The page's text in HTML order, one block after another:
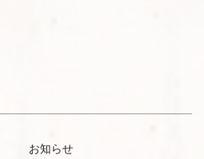
お知らせ